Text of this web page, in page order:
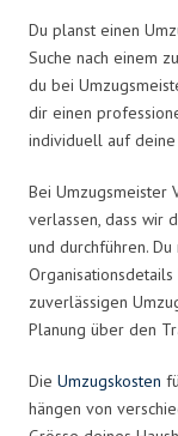
Du planst einen
Suche nach einem
du bei
dir einen
individuell auf deine
Bei Umzugsmeister
verlassen, dass wir
und durchführen.
zuverlässigen
Planung über den
Die Umzugskosten
hängen von